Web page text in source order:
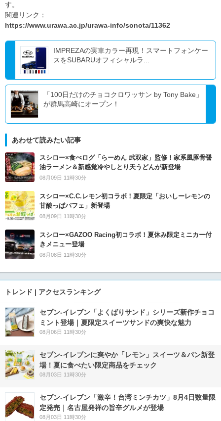
す。
関連リンク：
https://www.urawa.ac.jp/urawa-info/sonota/11362
IMPREZAの実車カラー再現！スマートフォンケー
スをSUBARUオフィシャルラ...
「100日だけのチョコクロワッサン by Tony Bake」
が群馬高崎にオープン！
あわせて読みたい記事
スシロー×食べログ「らーめん 武双家」監修！家系風豚骨醤
油ラーメン＆新感覚冷やしとり天うどんが新登場
08月09日 11時30分
スシロー×C.C.レモン初コラボ！夏限定「おいしーレモンの
甘酸っぱパフェ」新登場
08月09日 11時30分
スシロー×GAZOO Racing初コラボ！夏休み限定ミニカー付
きメニュー登場
08月08日 11時30分
トレンド | アクセスランキング
セブン‐イレブン「よくばりサンド」シリーズ新作チョコ
ミント登場｜夏限定スイーツサンドの爽快な魅力
08月06日 11時30分
セブン‐イレブンに爽やか「レモン」スイーツ＆パン新登
場！夏に食べたい限定商品をチェック
08月03日 11時30分
セブン-イレブン「激辛！台湾ミンチカツ」8月4日数量限
定発売｜名古屋発祥の旨辛グルメが登場
08月03日 11時30分